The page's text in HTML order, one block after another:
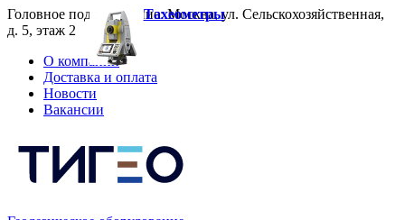
Головное подразделение: Москва, ул. Сельскохозяйственная,
д. 5, этаж 2
О компании
Доставка и оплата
Новости
Вакансии
Тахеометры